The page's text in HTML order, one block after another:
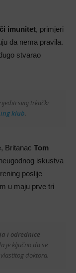
imunitet, primjeri
da nema pravila.
stvarao
svoj trkački
klub.
Britanac Tom
iskustva
poslije
u maju prve tri
i odrednice
je ključno da se
doktora.